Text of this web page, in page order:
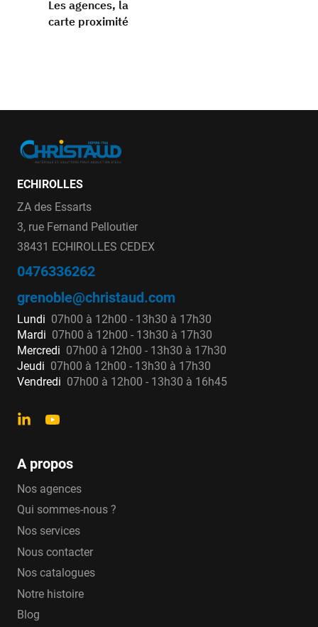
Les agences, la
carte proximité
ECHIROLLES
ZA des Essarts
3, rue Fernand Pelloutier
38431 ECHIROLLES CEDEX
0476336262
grenoble@christaud.com
Lundi 07h00 à 12h00 - 13h30 à 17h30
Mardi 07h00 à 12h00 - 13h30 à 17h30
Mercredi 07h00 à 12h00 - 13h30 à 17h30
Jeudi 07h00 à 12h00 - 13h30 à 17h30
Vendredi 07h00 à 12h00 - 13h30 à 16h45
A propos
Nos agences
Qui sommes-nous ?
Nos services
Nous contacter
Nos catalogues
Notre histoire
Blog